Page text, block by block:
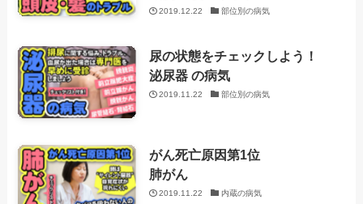
2019.12.22 部位別の病気
尿の状態をチェックしよう！
泌尿器 の病気
2019.11.22 部位別の病気
がん死亡原因第1位
肺がん
2019.11.22 内蔵の病気